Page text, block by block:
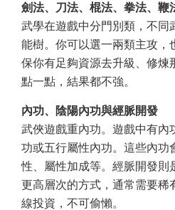
劍法、刀法、棍法、拳法、鞭
武學在遊戲中分門別類，不同
能樹。你可以選一兩類主攻，
保你有足夠資源去升級、修煉
點一點，結果都不強。
內功、陰陽內功與經脈開發
武俠遊戲重內功。遊戲中有內
功或五行屬性內功。這些內功
性、屬性加成等。經脈開發則
更高層次的方式，通常需要稀
線投資，不可偷懶。